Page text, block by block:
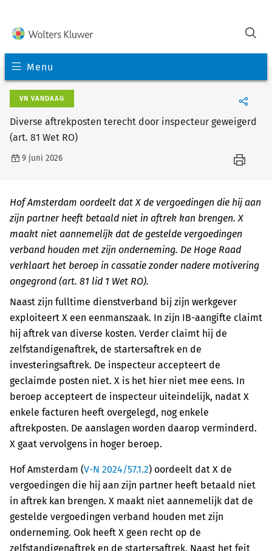
Menu
VN VANDAAG
Diverse aftrekposten terecht door inspecteur geweigerd
(art. 81 Wet RO)
9 juni 2026
Hof Amsterdam oordeelt dat X de vergoedingen die hij aan
zijn partner heeft betaald niet in aftrek kan brengen. X
maakt niet aannemelijk dat de gestelde vergoedingen
verband houden met zijn onderneming. De Hoge Raad
verklaart het beroep in cassatie zonder nadere motivering
ongegrond (art. 81 lid 1 Wet RO).
Naast zijn fulltime dienstverband bij zijn werkgever
exploiteert X een eenmanszaak. In zijn IB-aangifte claimt
hij aftrek van diverse kosten. Verder claimt hij de
zelfstandigenaftrek, de startersaftrek en de
investeringsaftrek. De inspecteur accepteert de
geclaimde posten niet. X is het hier niet mee eens. In
beroep accepteert de inspecteur uiteindelijk, nadat X
enkele facturen heeft overgelegd, nog enkele
aftrekposten. De aanslagen worden daarop verminderd.
X gaat vervolgens in hoger beroep.
Hof Amsterdam (V-N 2024/57.1.2) oordeelt dat X de
vergoedingen die hij aan zijn partner heeft betaald niet
in aftrek kan brengen. X maakt niet aannemelijk dat de
gestelde vergoedingen verband houden met zijn
onderneming. Ook heeft X geen recht op de
zelfstandigenaftrek en de startersaftrek. Naast het feit